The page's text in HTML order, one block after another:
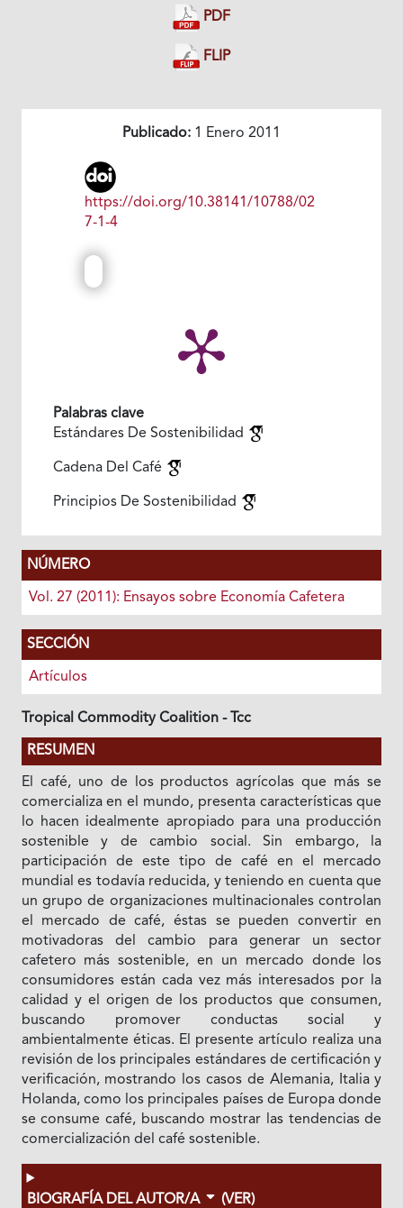
PDF
FLIP
Publicado: 1 Enero 2011
https://doi.org/10.38141/10788/02
7-1-4
Palabras clave
Estándares De Sostenibilidad
Cadena Del Café
Principios De Sostenibilidad
NÚMERO
Vol. 27 (2011): Ensayos sobre Economía Cafetera
SECCIÓN
Artículos
Tropical Commodity Coalition - Tcc
RESUMEN
El café, uno de los productos agrícolas que más se
comercializa en el mundo, presenta características que
lo hacen idealmente apropiado para una producción
sostenible y de cambio social. Sin embargo, la
participación de este tipo de café en el mercado
mundial es todavía reducida, y teniendo en cuenta que
un grupo de organizaciones multinacionales controlan
el mercado de café, éstas se pueden convertir en
motivadoras del cambio para generar un sector
cafetero más sostenible, en un mercado donde los
consumidores están cada vez más interesados por la
calidad y el origen de los productos que consumen,
buscando promover conductas social y
ambientalmente éticas. El presente artículo realiza una
revisión de los principales estándares de certificación y
verificación, mostrando los casos de Alemania, Italia y
Holanda, como los principales países de Europa donde
se consume café, buscando mostrar las tendencias de
comercialización del café sostenible.
BIOGRAFÍA DEL AUTOR/A (VER)